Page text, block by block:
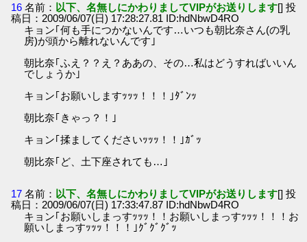
16 名前： 以下、名無しにかわりましてVIPがお送りします[] 投
稿日：2009/06/07(日) 17:28:27.81 ID:hdNbwD4RO
キョン｢何も手につかないんです…いつも朝比奈さん(の乳
房)が頭から離れないんです｣
朝比奈｢ふえ？？え？ああの、その…私はどうすればいいん
でしょうか｣
キョン｢お願いしますｯｯｯ！！！｣ﾀﾞﾝｯ
朝比奈｢きゃっ？！｣
キョン｢揉ましてくださいｯｯｯ！！｣ｶﾞｯ
朝比奈｢ど、土下座されても…｣
17 名前： 以下、名無しにかわりましてVIPがお送りします[] 投
稿日：2009/06/07(日) 17:33:47.87 ID:hdNbwD4RO
キョン｢お願いしまっすｯｯｯ！！お願いしまっすｯｯｯ！！！お
願いしまっすｯｯｯ！！！｣ｸﾞｸﾞｸﾞｯ